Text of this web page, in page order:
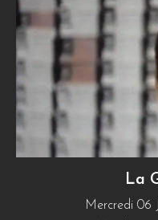
La
Mercredi 06